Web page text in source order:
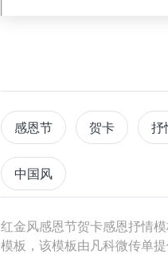
感恩节 贺卡 抒
中国风
红金风感恩节贺卡感恩抒情
模板，该模板由凡科微传单